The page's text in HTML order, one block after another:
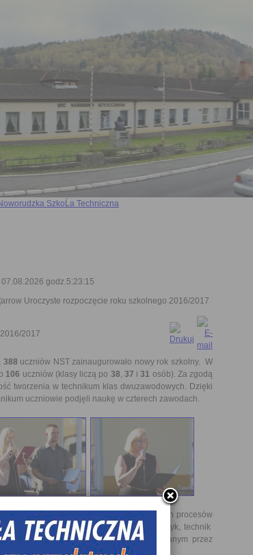
07.08.2026 godz.5:23:16
Uroczyste rozpoczęcie roku szkolnego 2016/2017
2017
388 uczniów NST zainaugurowało nowy rok szkolny. W
106 uczniów (klasy liczą po 38, 37 i31 osób). Za zgodą
tworzenia w technikum klas dwuzawodowych. Dzięki
uczniowie podjęli naukę w czterech zawodach.
następujących zawodach: technik cyfrowych procesów
technik informatyk, technik logistyk, technik
wielozawodowych w dowolnie wybranym przez